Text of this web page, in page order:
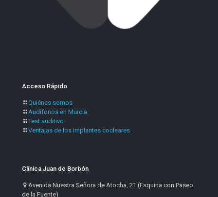
Acceso Rápido
Quiénes somos
Audífonos en Murcia
Test auditivo
Ventajas de los implantes cocleares
Clínica Juan de Borbón
Avenida Nuestra Señora de Atocha, 21 (Esquina con Paseo
de la Fuente)